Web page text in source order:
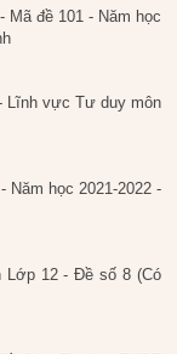
Mã đề 101 - Năm học
Lĩnh vực Tư duy môn
Năm học 2021-2022 -
Lớp 12 - Đề số 8 (Có